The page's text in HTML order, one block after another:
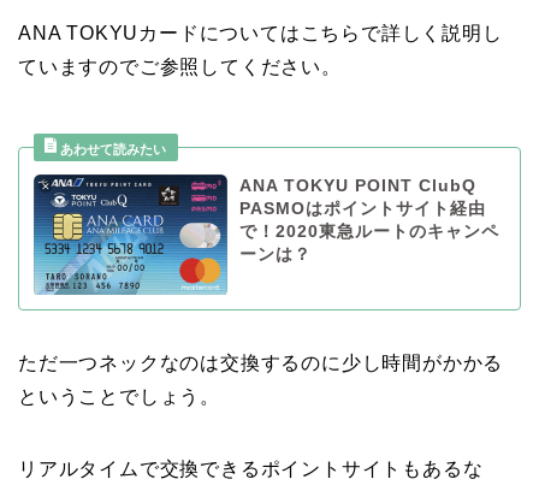
ANA TOKYUカードについてはこちらで詳しく説明し
ていますのでご参照してください。
ANA TOKYU POINT ClubQ
PASMOはポイントサイト経由
で！2020東急ルートのキャンペ
ーンは？
ただ一つネックなのは交換するのに少し時間がかかる
ということでしょう。
リアルタイムで交換できるポイントサイトもあるな